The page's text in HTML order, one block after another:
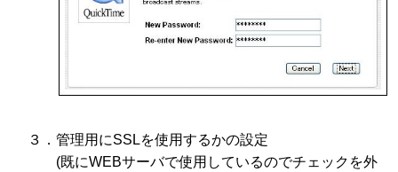
３．管理用にSSLを使用するかの設定
(既にWEBサーバで使用しているのでチェックを外